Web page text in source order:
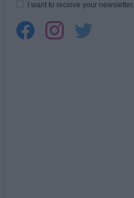
I want to receive your newsletter.